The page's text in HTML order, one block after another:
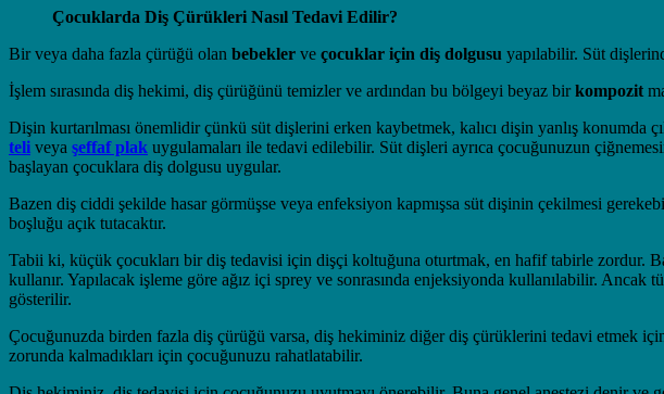
Çocuklarda Diş Çürükleri Nasıl Tedavi Edilir?
Bir veya daha fazla çürüğü olan bebekler ve çocuklar için diş dolgusu yapılabilir. Süt
İşlem sırasında diş hekimi, diş çürüğünü temizler ve ardından bu bölgeyi beyaz birkompozit
Dişin kurtarılması önemlidir çünkü süt dişlerini erken kaybetmek, kalıcı dişin yanlış konumda
teli veya şeffaf plak uygulamaları ile tedavi edilebilir. Süt dişleri ayrıca çocuğunuzun
başlayan çocuklara diş dolgusu uygular.
Bazen diş ciddi şekilde hasar görmüşse veya enfeksiyon kapmışsa süt dişinin çekilmesi
boşluğu açık tutacaktır.
Tabii ki, küçük çocukları bir diş tedavisi için dişçi koltuğuna oturtmak, en hafif tabirle zordur.
kullanır. Yapılacak işleme göre ağız içi sprey ve sonrasında enjeksiyonda kullanılabilir.
gösterilir.
Çocuğunuzda birden fazla diş çürüğü varsa, diş hekiminiz diğer diş çürüklerini tedavi etmek
zorunda kalmadıkları için çocuğunuzu rahatlatabilir.